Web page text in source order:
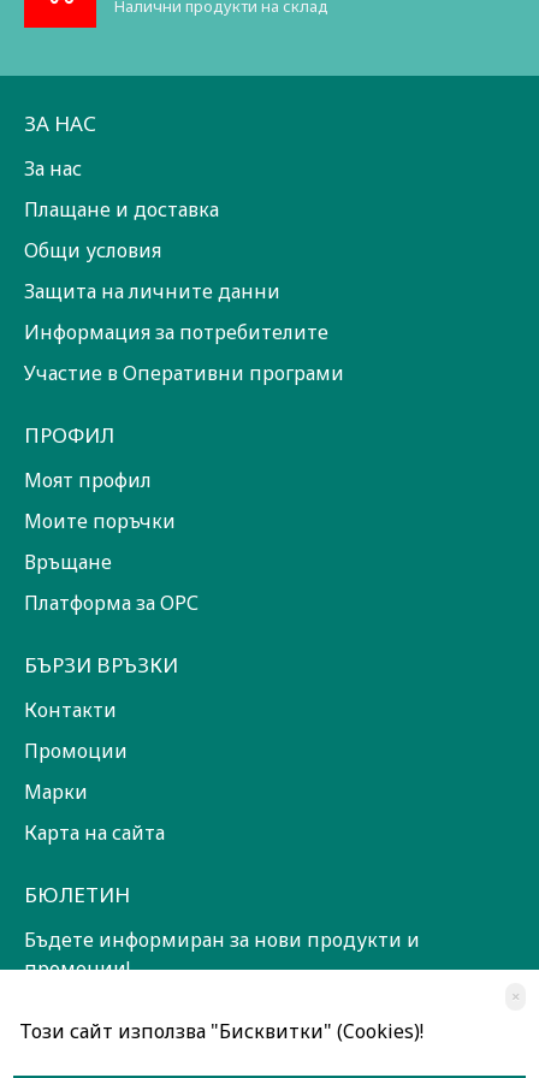
Налични продукти на склад
ЗА НАС
За нас
Плащане и доставка
Общи условия
Защита на личните данни
Информация за потребителите
Участие в Оперативни програми
ПРОФИЛ
Моят профил
Моите поръчки
Връщане
Платформа за ОРС
БЪРЗИ ВРЪЗКИ
Контакти
Промоции
Марки
Карта на сайта
БЮЛЕТИН
Бъдете информиран за нови продукти и
промоции!
Прочетох и съм съгласен сОбщи условия
×
Този сайт използва "Бисквитки" (Cookies)!